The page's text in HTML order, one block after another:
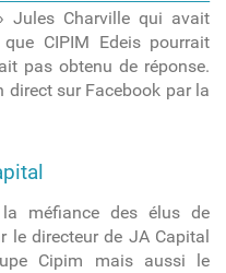
Jules Charville qui avait
CIPIM Edeis pourrait
pas obtenu de réponse.
direct sur Facebook par la
méfiance des élus de
le directeur de JA Capital
Cipim mais aussi le